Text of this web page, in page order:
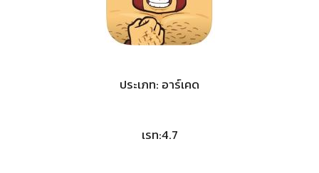
ประเภท: อาร์เคด
เรท:4.7